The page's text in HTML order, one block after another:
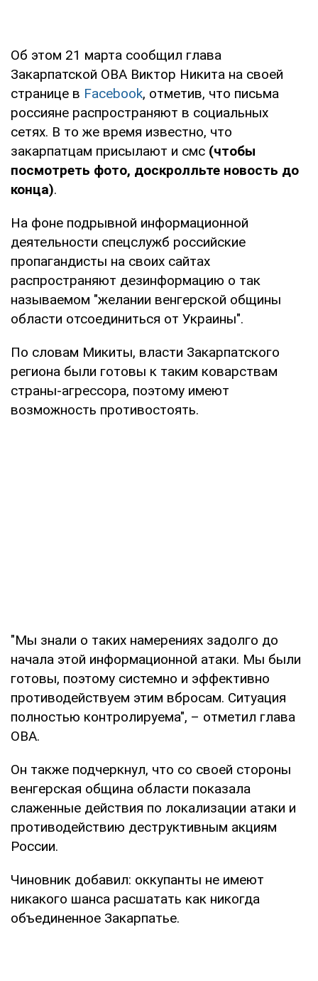
Об этом 21 марта сообщил глава
Закарпатской ОВА Виктор Никита на своей
странице в Facebook, отметив, что письма
россияне распространяют в социальных
сетях. В то же время известно, что
закарпатцам присылают и смс (чтобы
посмотреть фото, доскролльте новость до
конца).
На фоне подрывной информационной
деятельности спецслужб российские
пропагандисты на своих сайтах
распространяют дезинформацию о так
называемом "желании венгерской общины
области отсоединиться от Украины".
По словам Микиты, власти Закарпатского
региона были готовы к таким коварствам
страны-агрессора, поэтому имеют
возможность противостоять.
"Мы знали о таких намерениях задолго до
начала этой информационной атаки. Мы были
готовы, поэтому системно и эффективно
противодействуем этим вбросам. Ситуация
полностью контролируема", – отметил глава
ОВА.
Он также подчеркнул, что со своей стороны
венгерская община области показала
слаженные действия по локализации атаки и
противодействию деструктивным акциям
России.
Чиновник добавил: оккупанты не имеют
никакого шанса расшатать как никогда
объединенное Закарпатье.